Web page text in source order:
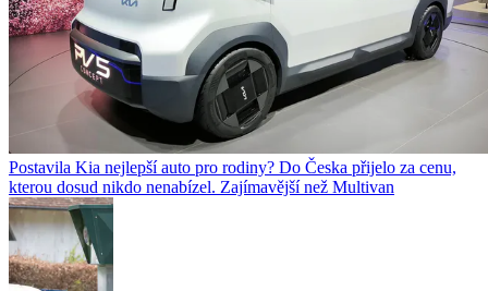
Postavila Kia nejlepší auto pro rodiny? Do Česka přijelo za cenu,
kterou dosud nikdo nenabízel. Zajímavější než Multivan